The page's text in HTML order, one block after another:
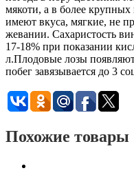
мякоти, а в более крупных
имеют вкуса, мягкие, не
жевании. Сахаристость
17-18% при показании
л.Плодовые лозы
побег завязывается до 3
Похожие товары